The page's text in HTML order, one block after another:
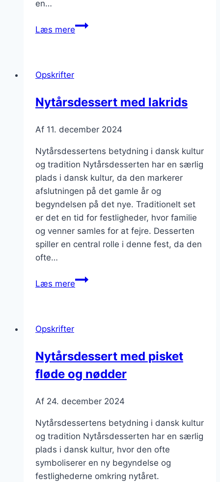
en…
Læs mereNytårsdessert
Opskrifter
Nytårsdessert med lakrids
Af 11. december 2024
Nytårsdessertens betydning i dansk kultur
og tradition Nytårsdesserten har en særlig
plads i dansk kultur, da den markerer
afslutningen på det gamle år og
begyndelsen på det nye. Traditionelt set
er det en tid for festligheder, hvor familie
og venner samles for at fejre. Desserten
spiller en central rolle i denne fest, da den
ofte…
Læs mereNytårsdessert
Opskrifter
Nytårsdessert med pisket
fløde og nødder
Af 24. december 2024
Nytårsdessertens betydning i dansk kultur
og tradition Nytårsdesserten har en særlig
plads i dansk kultur, hvor den ofte
symboliserer en ny begyndelse og
festlighederne omkring nytåret.